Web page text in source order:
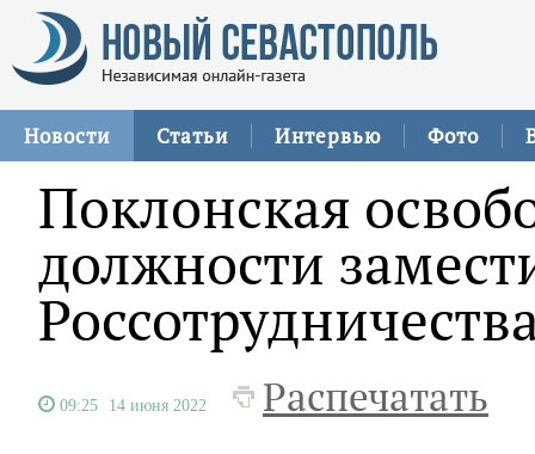
Новости Статьи Интервью Фото
Поклонская
должности
09:25 14 июня 2022 Распечатать